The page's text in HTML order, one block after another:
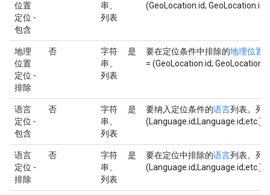
位置
定位 -
包含
串、
列表
(GeoLocation.id;
地理
位置
定位 -
排除
否
字符
串、
列表
是 要在定位条件中排除的地理位置
= (GeoLocation.id;
语言
定位 -
包含
否
字符
串、
列表
是 要纳入定位条件的语言列表。列
(Language.id;Language.id;etc.)。
语言
定位 -
排除
否
字符
串、
列表
是 要在定位中排除的语言列表。列
(Language.id;Language.id;etc.)。